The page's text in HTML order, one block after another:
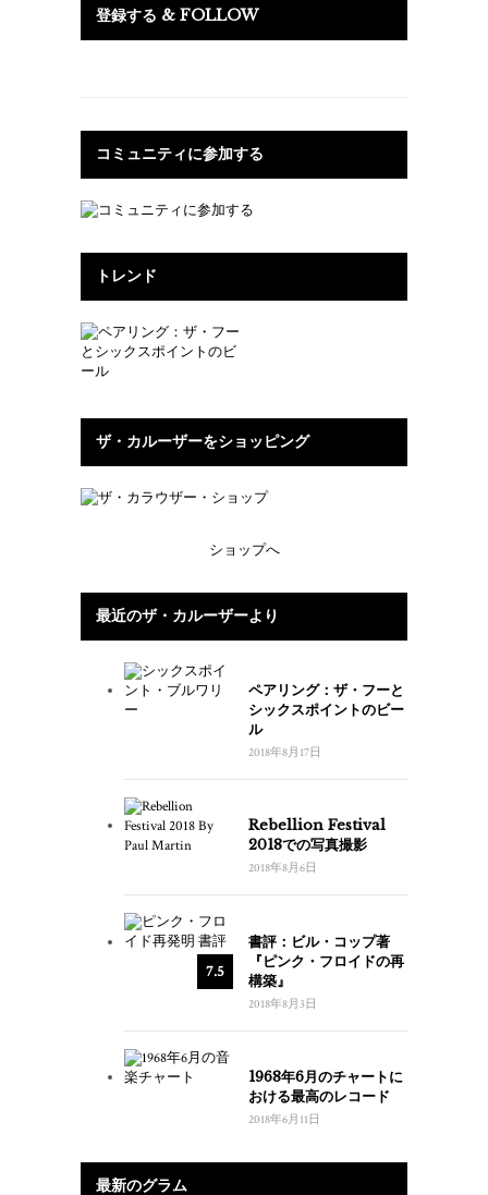
登録する & FOLLOW
コミュニティに参加する
トレンド
ザ・カルーザーをショッピング
ショップへ
最近のザ・カルーザーより
ペアリング：ザ・フーと
シックスポイントのビー
ル
2018年8月17日
Rebellion Festival
2018での写真撮影
2018年8月6日
7.5
書評：ビル・コップ著
『ピンク・フロイドの再
構築』
2018年8月3日
1968年6月のチャートに
おける最高のレコード
2018年6月11日
最新のグラム